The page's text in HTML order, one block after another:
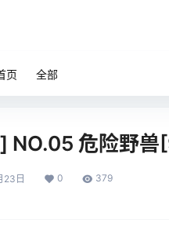
页 全部
NO.05 危险野兽
23日 0 379